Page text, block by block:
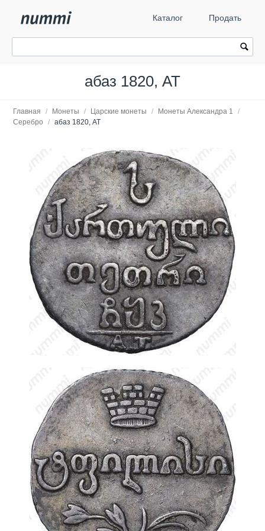
Каталог Продать
абаз 1820, АТ
Главная / Монеты / Царские монеты / Монеты Александра 1
/
Серебро
/ абаз 1820, АТ